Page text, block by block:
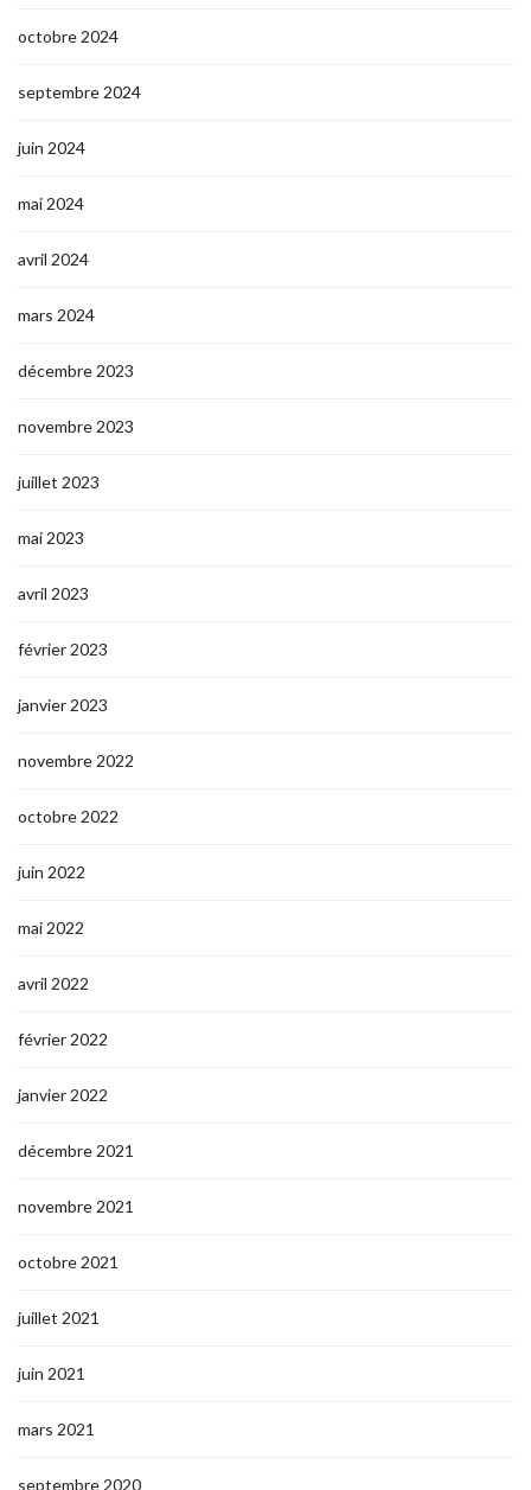
octobre 2024
septembre 2024
juin 2024
mai 2024
avril 2024
mars 2024
décembre 2023
novembre 2023
juillet 2023
mai 2023
avril 2023
février 2023
janvier 2023
novembre 2022
octobre 2022
juin 2022
mai 2022
avril 2022
février 2022
janvier 2022
décembre 2021
novembre 2021
octobre 2021
juillet 2021
juin 2021
mars 2021
septembre 2020